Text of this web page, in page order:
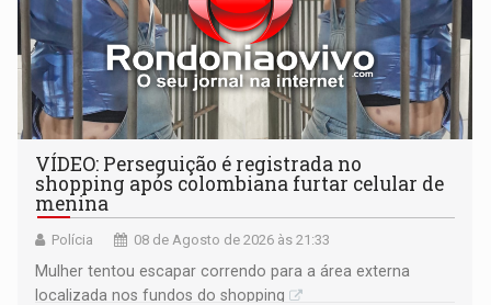
VÍDEO: Perseguição é registrada no
shopping após colombiana furtar celular de
menina
Polícia 08 de Agosto de 2026 às 21:33
Mulher tentou escapar correndo para a área externa
localizada nos fundos do shopping